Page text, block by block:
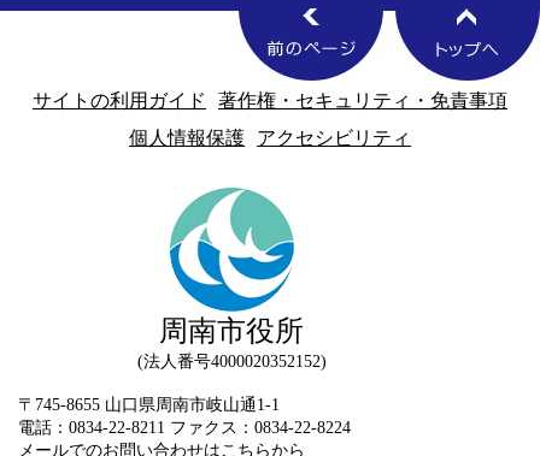
サイトの利用ガイド
著作権・セキュリティ・免責事項
個人情報保護
アクセシビリティ
周南市役所
法人番号4000020352152
〒745-8655 山口県周南市岐山通1-1
電話：0834-22-8211 ファクス：0834-22-8224
メールでのお問い合わせはこちらから